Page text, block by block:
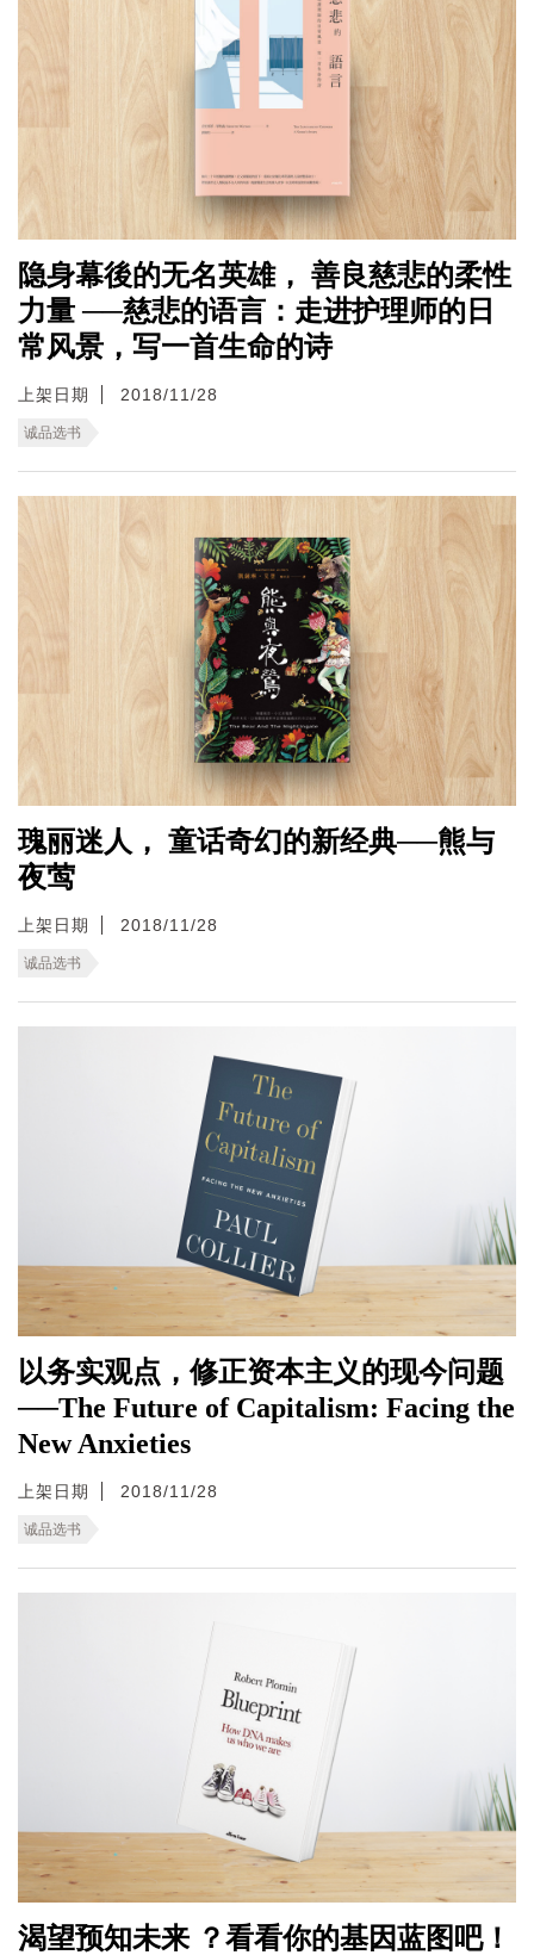
隐身幕後的无名英雄， 善良慈悲的柔性
力量 ──慈悲的语言：走进护理师的日
常风景，写一首生命的诗
上架日期 2018/11/28
诚品选书
瑰丽迷人， 童话奇幻的新经典──熊与
夜莺
上架日期 2018/11/28
诚品选书
以务实观点，修正资本主义的现今问题
──The Future of Capitalism: Facing the
New Anxieties
上架日期 2018/11/28
诚品选书
渴望预知未来 ？看看你的基因蓝图吧！